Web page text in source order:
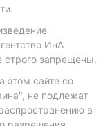
ИнА
строго запрещены.
этом сайте со
не подлежат
в